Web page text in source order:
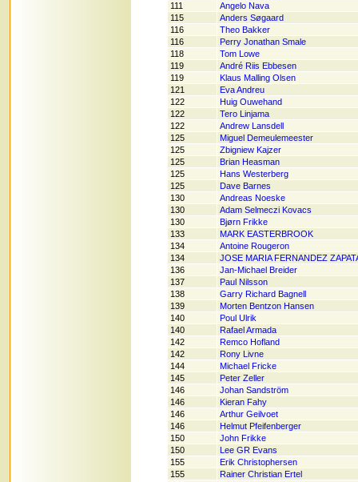
111
Angelo Nava
115
Anders Søgaard
116
Theo Bakker
116
Perry Jonathan Smale
118
Tom Lowe
119
André Riis Ebbesen
119
Klaus Malling Olsen
121
Eva Andreu
122
Huig Ouwehand
122
Tero Linjama
122
Andrew Lansdell
125
Miguel Demeulemeester
125
Zbigniew Kajzer
125
Brian Heasman
125
Hans Westerberg
125
Dave Barnes
130
Andreas Noeske
130
Adam Selmeczi Kovacs
130
Bjørn Frikke
133
MARK EASTERBROOK
134
Antoine Rougeron
134
JOSE MARIA FERNANDEZ
136
Jan-Michael Breider
137
Paul Nilsson
138
Garry Richard Bagnell
139
Morten Bentzon Hansen
140
Poul Ulrik
140
Rafael Armada
142
Remco Hofland
142
Rony Livne
144
Michael Fricke
145
Peter Zeller
146
Johan Sandström
146
Kieran Fahy
146
Arthur Geilvoet
146
Helmut Pfeifenberger
150
John Frikke
150
Lee GR Evans
155
Erik Christophersen
155
Rainer Christian Ertel